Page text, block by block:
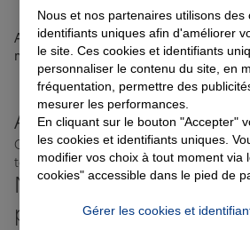
Protection juridique
Retraite
Tous nos devis d'assurance
Aucun avis sur votre agence n'a été
moment
Allianz proche de chez
Où que vous soyez en France, nos
toujours près de chez vous.
Nos offres d'assurance
plus grandes villes de
Nous et nos partenaires utilisons des
identifiants uniques afin d'améliorer
le site. Ces cookies et identifiants
personnaliser le contenu du site, en
fréquentation, permettre des
mesurer les performances.
En cliquant sur le bouton "Accepter"
les cookies et identifiants uniques.
modifier vos choix à tout moment via
cookies" accessible dans le pied de
Gérer les cookies et